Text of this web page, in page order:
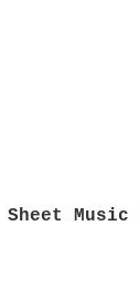
Sheet Music